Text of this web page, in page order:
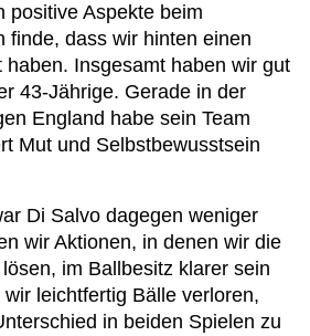
positive Aspekte beim
finde, dass wir hinten einen
haben. Insgesamt haben wir gut
43-Jährige. Gerade in der
England habe sein Team
Mut und Selbstbewusstsein
Di Salvo dagegen weniger
wir Aktionen, in denen wir die
im Ballbesitz klarer sein
leichtfertig Bälle verloren,
in beiden Spielen zu